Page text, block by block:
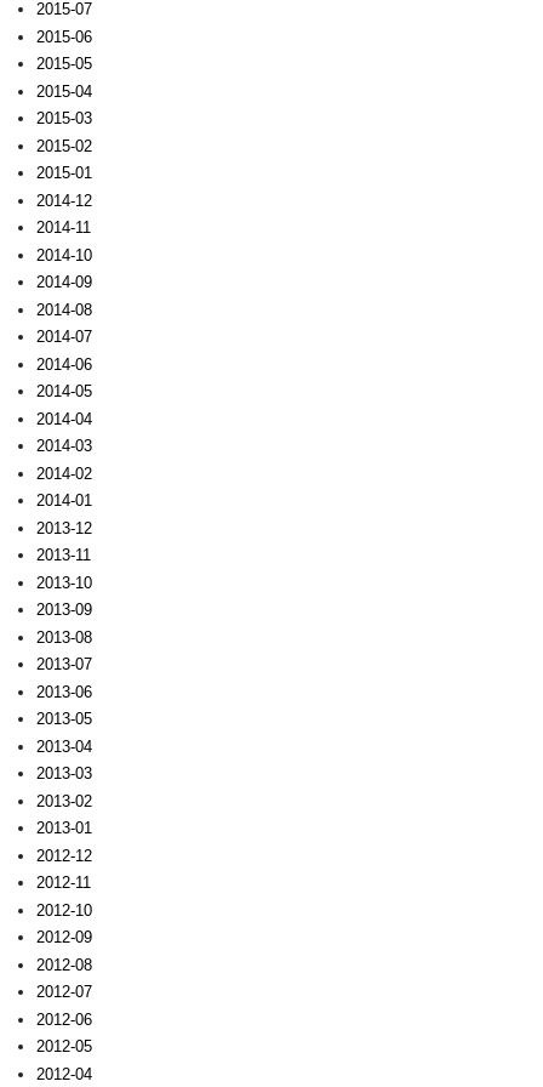
2015-07
2015-06
2015-05
2015-04
2015-03
2015-02
2015-01
2014-12
2014-11
2014-10
2014-09
2014-08
2014-07
2014-06
2014-05
2014-04
2014-03
2014-02
2014-01
2013-12
2013-11
2013-10
2013-09
2013-08
2013-07
2013-06
2013-05
2013-04
2013-03
2013-02
2013-01
2012-12
2012-11
2012-10
2012-09
2012-08
2012-07
2012-06
2012-05
2012-04